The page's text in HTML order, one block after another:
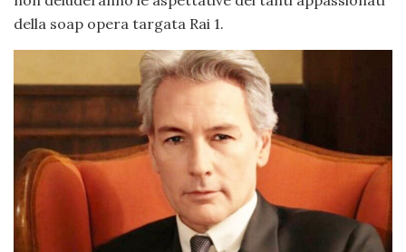
della soap opera targata Rai 1.